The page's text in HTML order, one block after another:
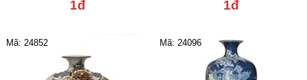
1đ 1đ
Mã: 24852 Mã: 24096